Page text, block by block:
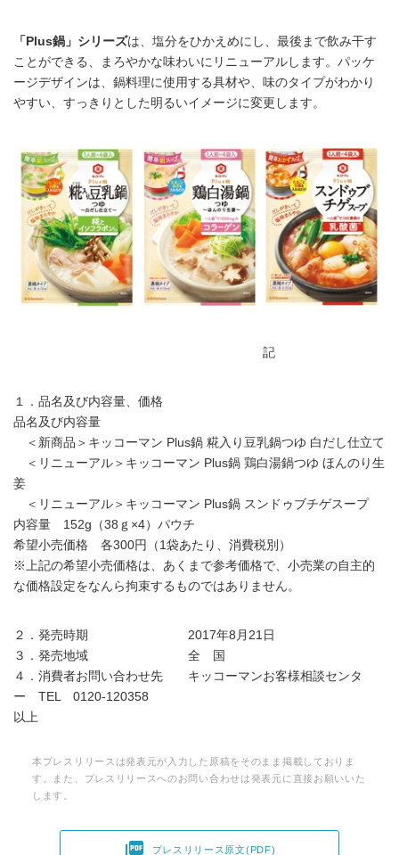
「Plus鍋」シリーズは、塩分をひかえめにし、最後まで飲み干す
ことができる、まろやかな味わいにリニューアルします。パッケ
ージデザインは、鍋料理に使用する具材や、味のタイプがわかり
やすい、すっきりとした明るいイメージに変更します。
記
１．品名及び内容量、価格
品名及び内容量
＜新商品＞キッコーマン Plus鍋 糀入り豆乳鍋つゆ 白だし仕立て
＜リニューアル＞キッコーマン Plus鍋 鶏白湯鍋つゆ ほんのり生
姜
＜リニューアル＞キッコーマン Plus鍋 スンドゥブチゲスープ
内容量 152g（38ｇ×4）パウチ
希望小売価格 各300円（1袋あたり、消費税別）
※上記の希望小売価格は、あくまで参考価格で、小売業の自主的
な価格設定をなんら拘束するものではありません。
２．発売時期 2017年8月21日
３．発売地域 全 国
４．消費者お問い合わせ先 キッコーマンお客様相談センタ
ー TEL 0120‐120358
以上
本プレスリリースは発表元が入力した原稿をそのまま掲載しておりま
す。また、プレスリリースへのお問い合わせは発表元に直接お願いいた
します。
 プレスリリース原文(PDF)